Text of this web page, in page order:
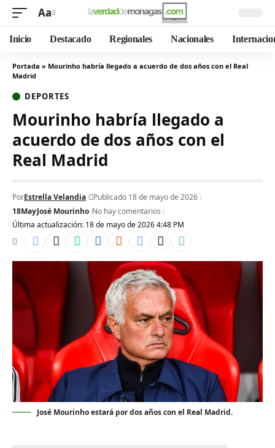
Aa
Inicio Destacado Regionales Nacionales
Portada » Mourinho habría llegado a acuerdo de dos años con el Real
Madrid
DEPORTES
Mourinho habría llegado a
acuerdo de dos años con el
Real Madrid
Última actualización: 18 de mayo de 2026 4:48 PM
PorEstrella Velandia
Publicado 18 de mayo de 2026
18MayJosé Mourinho No hay comentarios
José Mourinho estará por dos años con el Real Madrid.